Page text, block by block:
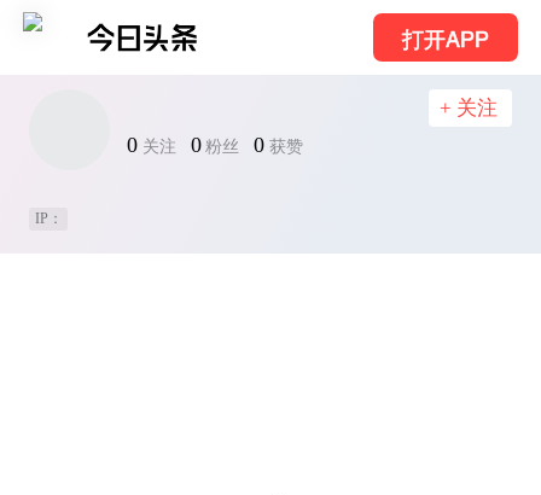
打开APP
0 关注 0 粉丝 0 获赞
+ 关注
IP：